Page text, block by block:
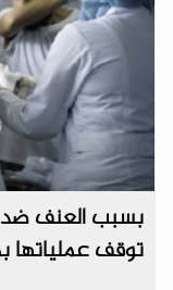
بسبب العنف ضد
توقف عملياتها